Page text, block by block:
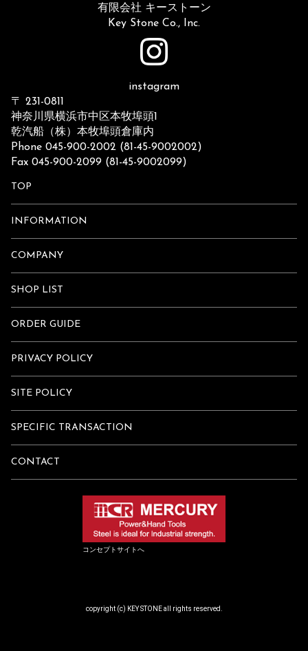
有限会社 キーストーン
Key Stone Co., Inc.
instagram
〒 231-0811
神奈川県横浜市中区本牧埠頭1
乾汽船（株）本牧埠頭倉庫内
Phone 045-900-2002 (81-45-9002002)
Fax 045-900-2099 (81-45-9002099)
TOP
INFORMATION
COMPANY
SHOP LIST
ORDER GUIDE
PRIVACY POLICY
SITE POLICY
SPECIFIC TRANSACTION
CONTACT
コンセプトサイトへ
copyright (c) KEY STONE all rights reserved.